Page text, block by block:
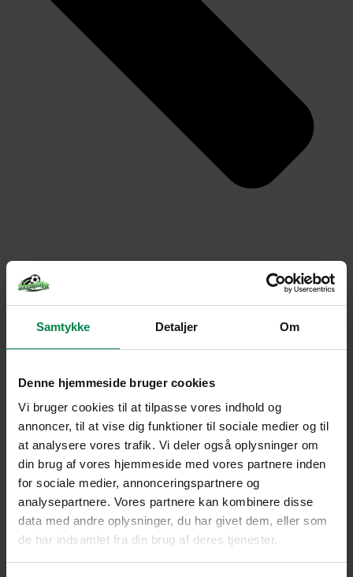
Samtykke Detaljer Om
Denne hjemmeside bruger cookies
Vi bruger cookies til at tilpasse vores indhold og
annoncer, til at vise dig funktioner til sociale medier og til
at analysere vores trafik. Vi deler også oplysninger om
din brug af vores hjemmeside med vores partnere inden
for sociale medier, annonceringspartnere og
analysepartnere. Vores partnere kan kombinere disse
data med andre oplysninger, du har givet dem, eller som
de har indsamlet fra din brug af deres tjenester.